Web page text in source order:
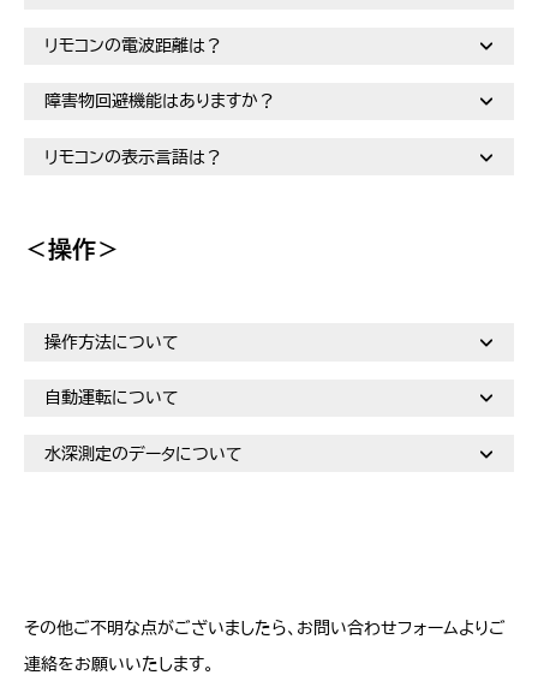
リモコンの電波距離は？
障害物回避機能はありますか？
リモコンの表示言語は？
＜操作＞
操作方法について
自動運転について
水深測定のデータについて
その他ご不明な点がございましたら、お問い合わせフォームよりご
連絡をお願いいたします。